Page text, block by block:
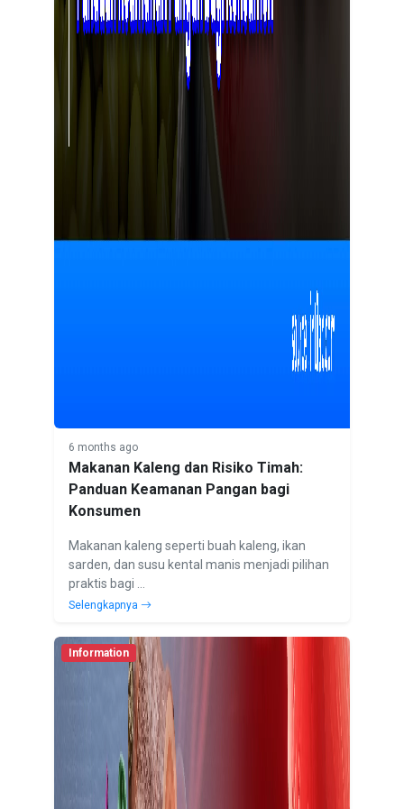
6 months ago
Makanan Kaleng dan Risiko Timah:
Panduan Keamanan Pangan bagi
Konsumen
Makanan kaleng seperti buah kaleng, ikan
sarden, dan susu kental manis menjadi pilihan
praktis bagi ...
Selengkapnya
Information